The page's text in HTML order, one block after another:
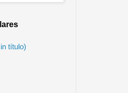
título)